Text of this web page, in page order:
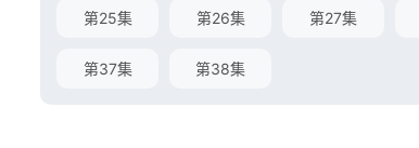
第25集 第26集 第27集
第37集 第38集